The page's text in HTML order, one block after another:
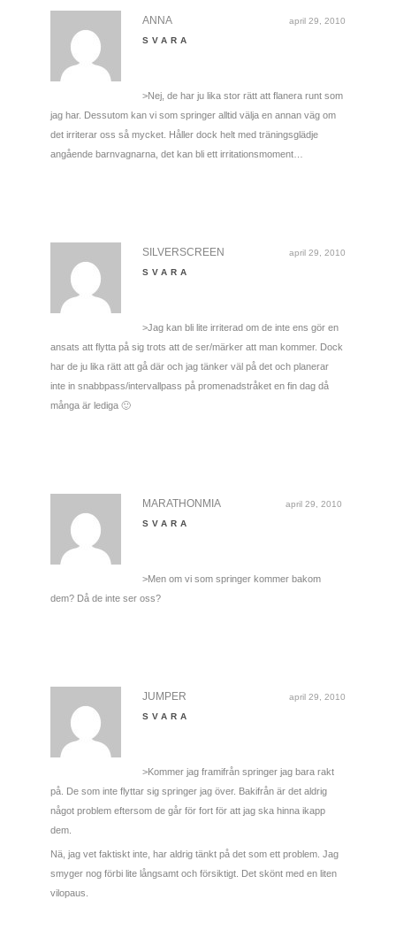
april 29, 2010
ANNA
SVARA
>Nej, de har ju lika stor rätt att flanera runt som
jag har. Dessutom kan vi som springer alltid välja en annan väg om
det irriterar oss så mycket. Håller dock helt med träningsglädje
angående barnvagnarna, det kan bli ett irritationsmoment…
april 29, 2010
SILVERSCREEN
SVARA
>Jag kan bli lite irriterad om de inte ens gör en
ansats att flytta på sig trots att de ser/märker att man kommer. Dock
har de ju lika rätt att gå där och jag tänker väl på det och planerar
inte in snabbpass/intervallpass på promenadstråket en fin dag då
många är lediga 🙂
april 29, 2010
MARATHONMIA
SVARA
>Men om vi som springer kommer bakom
dem? Då de inte ser oss?
april 29, 2010
JUMPER
SVARA
>Kommer jag framifrån springer jag bara rakt
på. De som inte flyttar sig springer jag över. Bakifrån är det aldrig
något problem eftersom de går för fort för att jag ska hinna ikapp
dem.
Nä, jag vet faktiskt inte, har aldrig tänkt på det som ett problem. Jag
smyger nog förbi lite långsamt och försiktigt. Det skönt med en liten
vilopaus.